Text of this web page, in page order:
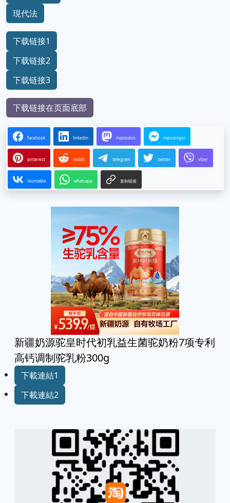
現代法
下载链接1
下载链接2
下载链接3
下载链接在页面底部
facebook linkedin mastodon messenger
pinterest reddit telegram twitter viber
vkontakte whatsapp 复制链接
新疆奶源驼皇时代初乳益生菌驼奶粉7项专利
高钙调制驼乳粉300g
下載連結1
下載連結2